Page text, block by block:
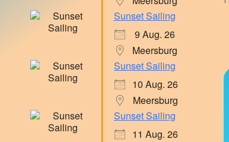
Sunset Sailing
9 Aug. 26
Meersburg
Sunset Sailing
10 Aug. 26
Meersburg
Sunset Sailing
11 Aug. 26